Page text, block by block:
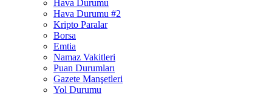
Hava Durumu
Hava Durumu #2
Kripto Paralar
Borsa
Emtia
Namaz Vakitleri
Puan Durumları
Gazete Manşetleri
Yol Durumu